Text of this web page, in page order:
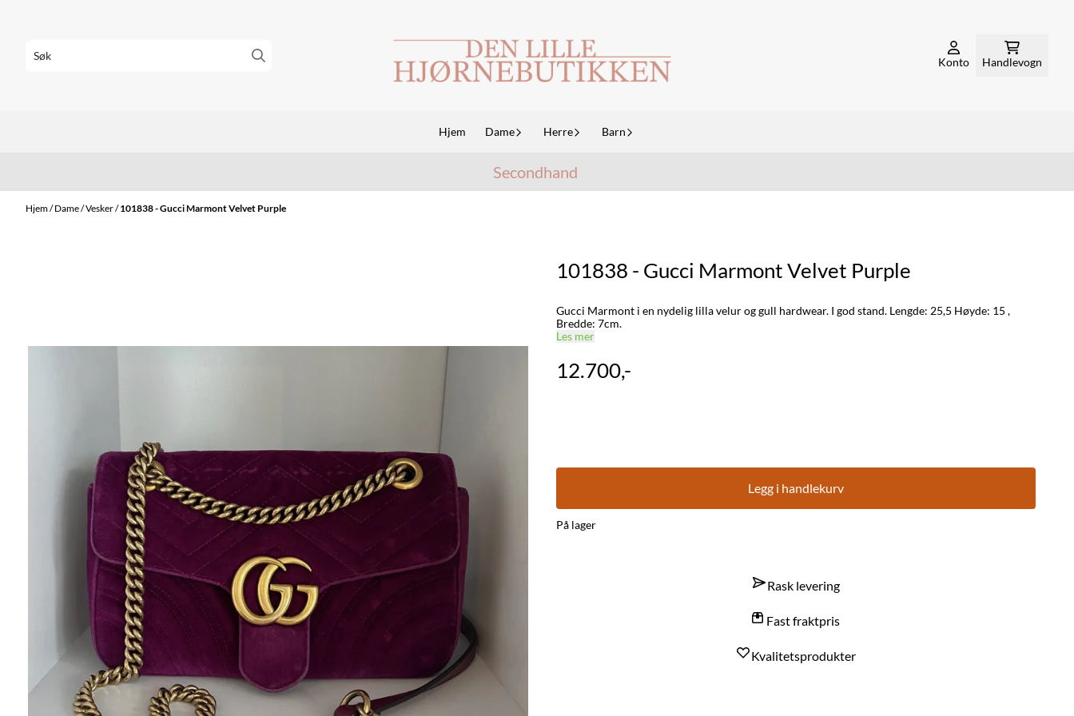
Konto Handlevogn
Hjem Dame Herre Barn
Secondhand
Hjem/Dame/Vesker/101838 - Gucci Marmont Velvet Purple
101838 - Gucci Marmont Velvet Purple
Gucci Marmont i en nydelig lilla velur og gull hardwear. I god stand. Lengde: 25,5 Høyde: 15 ,
Bredde: 7cm.
Les mer
12.700,-
Legg i handlekurv
På lager
Rask levering
Fast fraktpris
Kvalitetsprodukter